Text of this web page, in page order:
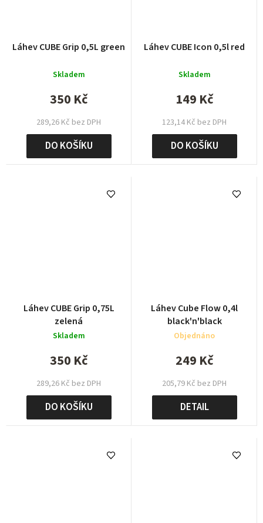
Láhev CUBE Grip 0,5L green
Skladem
289,26 Kč bez DPH
350 Kč
DO KOŠÍKU
Láhev CUBE Icon 0,5l red
Skladem
123,14 Kč bez DPH
149 Kč
DO KOŠÍKU
Láhev CUBE Grip 0,75L
zelená
Skladem
289,26 Kč bez DPH
350 Kč
DO KOŠÍKU
Láhev Cube Flow 0,4l
black'n'black
Objednáno
205,79 Kč bez DPH
249 Kč
DETAIL